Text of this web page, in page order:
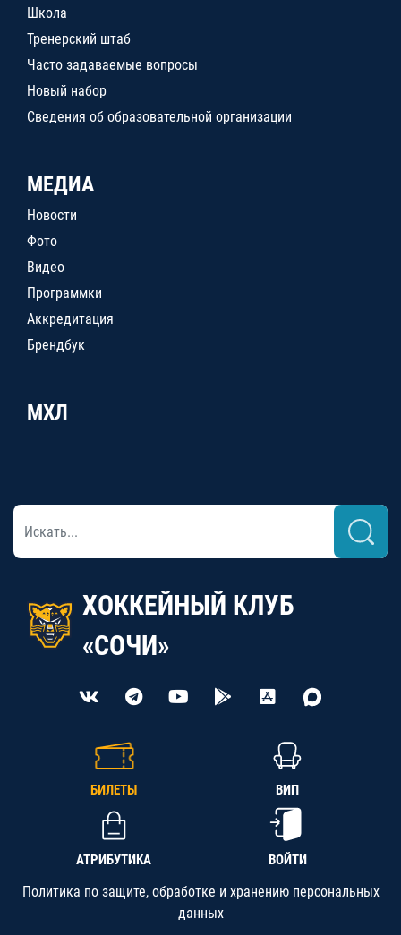
Школа
Тренерский штаб
Часто задаваемые вопросы
Новый набор
Сведения об образовательной организации
МЕДИА
Новости
Фото
Видео
Программки
Аккредитация
Брендбук
МХЛ
ХОККЕЙНЫЙ КЛУБ
«СОЧИ»
БИЛЕТЫ ВИП
АТРИБУТИКА ВОЙТИ
Политика по защите, обработке и хранению персональных
данных